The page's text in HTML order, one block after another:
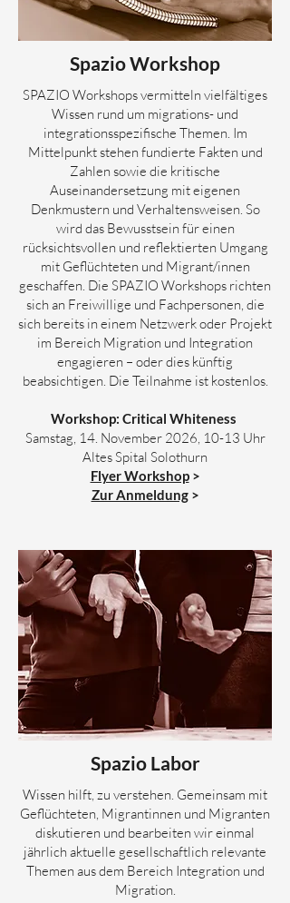
Spazio Workshop
SPAZIO Workshops vermitteln vielfältiges
Wissen rund um migrations- und
integrationsspezifische Themen. Im
Mittelpunkt stehen fundierte Fakten und
Zahlen sowie die kritische
Auseinandersetzung mit eigenen
Denkmustern und Verhaltensweisen. So
wird das Bewusstsein für einen
rücksichtsvollen und reflektierten Umgang
mit Geflüchteten und Migrant/innen
geschaffen. Die SPAZIO Workshops richten
sich an Freiwillige und Fachpersonen, die
sich bereits in einem Netzwerk oder Projekt
im Bereich Migration und Integration
engagieren – oder dies künftig
beabsichtigen. Die Teilnahme ist kostenlos.
Workshop: Critical Whiteness
Samstag, 14. November 2026, 10-13 Uhr
Altes Spital Solothurn
Flyer Workshop>
Zur Anmeldung>
Spazio Labor
Wissen hilft, zu verstehen. Gemeinsam mit
Geflüchteten, Migrantinnen und Migranten
diskutieren und bearbeiten wir einmal
jährlich aktuelle gesellschaftlich relevante
Themen aus dem Bereich Integration und
Migration.